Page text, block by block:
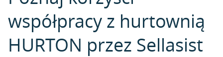
współpracy z hurtownią
HURTON przez Sellasist